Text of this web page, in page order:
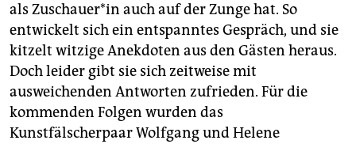
als Zuschauer*in auch auf der Zunge hat. So
entwickelt sich ein entspanntes Gespräch, und sie
kitzelt witzige Anekdoten aus den Gästen heraus.
Doch leider gibt sie sich zeitweise mit
ausweichenden Antworten zufrieden. Für die
kommenden Folgen wurden das
Kunstfälscherpaar Wolfgang und Helene